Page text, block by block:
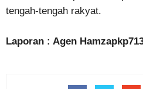
tengah-tengah rakyat.
Laporan : Agen